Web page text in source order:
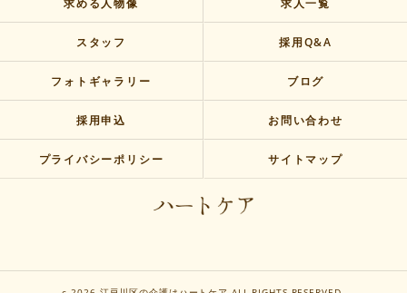
スタッフ 採用Q&A
フォトギャラリー ブログ
採用申込 お問い合わせ
プライバシーポリシー サイトマップ